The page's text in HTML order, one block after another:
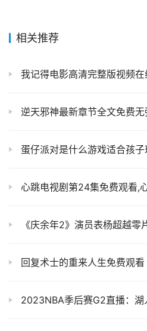
相关推荐
我记得电影高清完整版视频在
逆天邪神最新章节全文免费
蛋仔派对是什么游戏适合孩子玩吗
心跳电视剧第24集免费观看,
《庆余年2》演员表杨超越零片酬友
回复术士的重来人生免费观
2023NBA季后赛G2直播：湖人VS灰熊（